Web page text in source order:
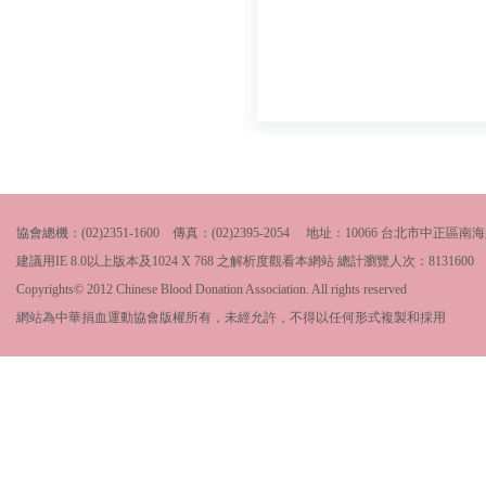
協會總機：(02)2351-1600 傳真：(02)2395-2054 地址：10066 台北市中正區南
建議用IE 8.0以上版本及1024 X 768 之解析度觀看本網站 總計瀏覽人次： 8131600
Copyrights© 2012 Chinese Blood Donation Association. All rights reserved
網站為中華捐血運動協會版權所有，未經允許，不得以任何形式複製和採用